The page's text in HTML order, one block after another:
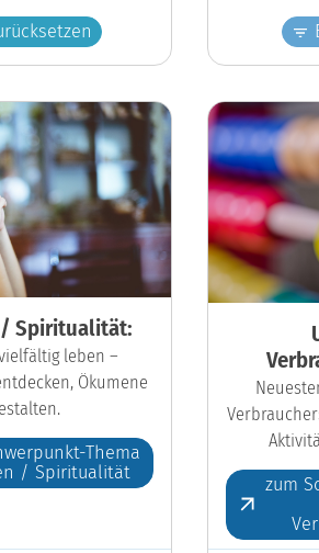
Spiritualität:
leben –
Ökumene
Thema
/ Spiritualität
zum